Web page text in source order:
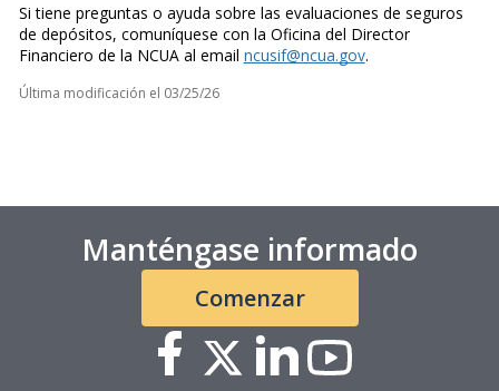
Si tiene preguntas o ayuda sobre las evaluaciones de seguros
de depósitos, comuníquese con la Oficina del Director
Financiero de la NCUA al email ncusif@ncua.gov.
Última modificación el 03/25/26
Manténgase informado
Comenzar